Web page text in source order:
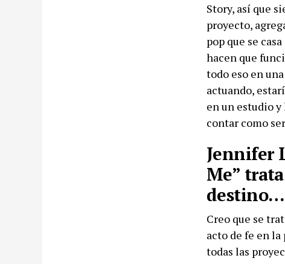
Story, así que
proyecto,
pop que se
hacen que
todo eso en
actuando,
en un estudio
contar como
Jennifer
Me”
destino…
Creo que se
acto de fe en
todas las